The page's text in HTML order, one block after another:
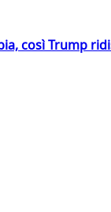
così Trump